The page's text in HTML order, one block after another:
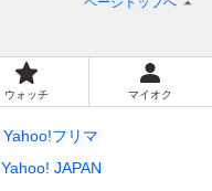
ウォッチ マイオク
Yahoo!フリマ
Yahoo! JAPAN